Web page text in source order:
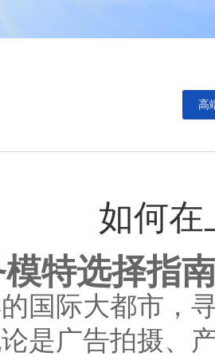
高
如何在
特选择指
国际大都市，
是广告拍摄、